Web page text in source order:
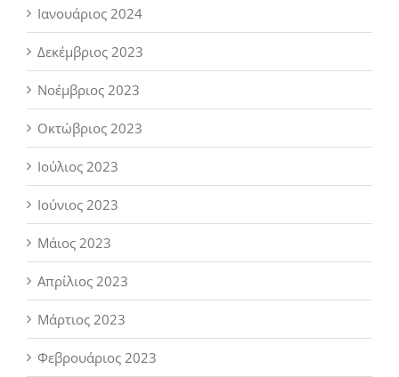
Ιανουάριος 2024
Δεκέμβριος 2023
Νοέμβριος 2023
Οκτώβριος 2023
Ιούλιος 2023
Ιούνιος 2023
Μάιος 2023
Απρίλιος 2023
Μάρτιος 2023
Φεβρουάριος 2023